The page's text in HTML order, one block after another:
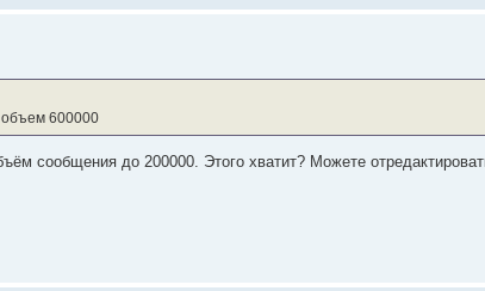
600000
сообщения до 200000. Этого хватит? Можете